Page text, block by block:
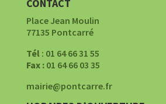
CONTACT
Place Jean Moulin
77135 Pontcarré
Tél: 01 64 66 31 55
Fax :01 64 66 03 35
mairie@pontcarre.fr